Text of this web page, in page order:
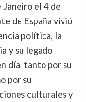
Janeiro el 4 de
de España vivió
política, la
y su legado
día, tanto por su
por su
culturales y